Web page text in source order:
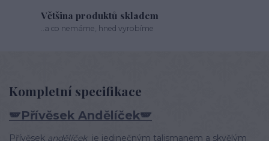
Většina produktů skladem
..a co nemáme, hned vyrobíme
Kompletní specifikace
🪽Přívěsek Andělíček🪽
Přívěsek andělíčekje jedinečným talismanem a skvělým